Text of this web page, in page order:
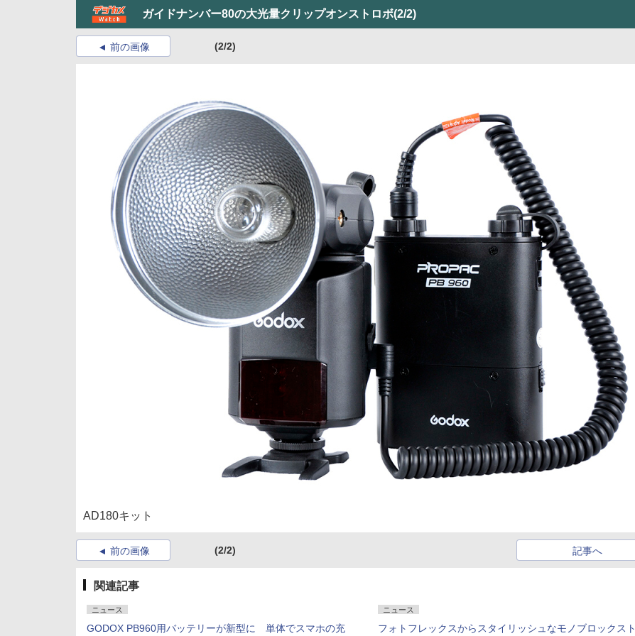
ガイドナンバー80の大光量クリップオンストロボ(2/2)
前の画像 (2/2)
AD180キット
前の画像 (2/2) 記事へ
関連記事
ニュース
GODOX PB960用バッテリーが新型に 単体でスマホの充
ニュース
フォトフレックスからスタイリッシュなモノブロックスト